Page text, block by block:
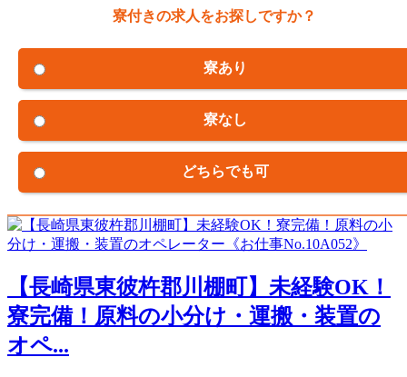
寮付きの求人をお探しですか？
寮あり
寮なし
どちらでも可
【長崎県東彼杵郡川棚町】未経験OK！
寮完備！原料の小分け・運搬・装置の
オペ...